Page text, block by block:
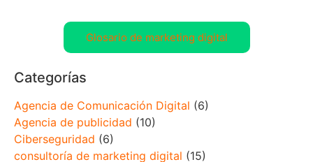
Glosario de marketing digital
Categorías
Agencia de Comunicación Digital (6)
Agencia de publicidad (10)
Ciberseguridad (6)
consultoría de marketing digital (15)